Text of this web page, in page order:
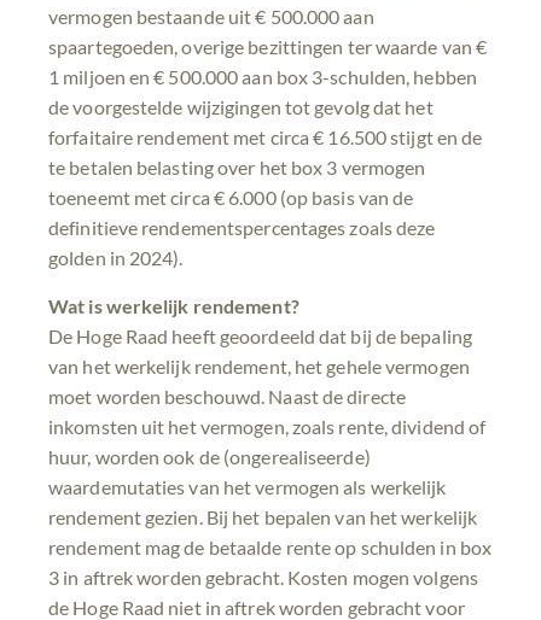
vermogen bestaande uit € 500.000 aan
spaartegoeden, overige bezittingen ter waarde van €
1 miljoen en € 500.000 aan box 3-schulden, hebben
de voorgestelde wijzigingen tot gevolg dat het
forfaitaire rendement met circa € 16.500 stijgt en de
te betalen belasting over het box 3 vermogen
toeneemt met circa € 6.000 (op basis van de
definitieve rendementspercentages zoals deze
golden in 2024).
Wat is werkelijk rendement?
De Hoge Raad heeft geoordeeld dat bij de bepaling
van het werkelijk rendement, het gehele vermogen
moet worden beschouwd. Naast de directe
inkomsten uit het vermogen, zoals rente, dividend of
huur, worden ook de (ongerealiseerde)
waardemutaties van het vermogen als werkelijk
rendement gezien. Bij het bepalen van het werkelijk
rendement mag de betaalde rente op schulden in box
3 in aftrek worden gebracht. Kosten mogen volgens
de Hoge Raad niet in aftrek worden gebracht voor